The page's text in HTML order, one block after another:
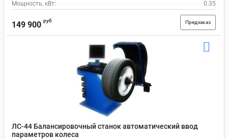
Мощность, кВт: 0.35
149 900 руб Предзаказ
ЛС-44 Балансировочный станок автоматический ввод
параметров колеса